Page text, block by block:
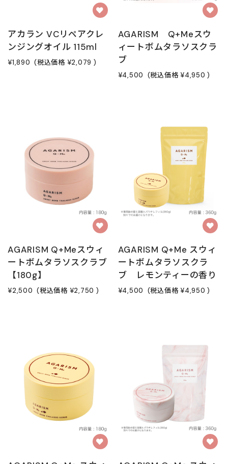
アカラン VCリペアクレ
ンジングオイル 115ml
¥1,890 (税込価格 ¥2,079 )
AGARISM Q+Meスウ
ィートボムタラソスクラ
ブ
¥4,500 (税込価格 ¥4,950 )
AGARISM Q+Meスウィ
ートボムタラソスクラブ
【180g】
¥2,500 (税込価格 ¥2,750 )
AGARISM Q+Me スウィ
ートボムタラソスクラ
ブ レモンティーの香り
¥4,500 (税込価格 ¥4,950 )